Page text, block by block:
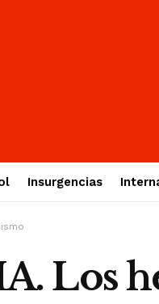
Insurgencias
Los